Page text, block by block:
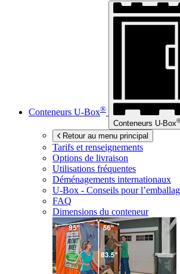
Conteneurs U-Box®
Conteneurs U-Box
Retour au menu principal
Tarifs et renseignements
Options de livraison
Utilisations fréquentes
Déménagements internationaux
U-Box - Conseils pour
FAQ
Dimensions du conteneur